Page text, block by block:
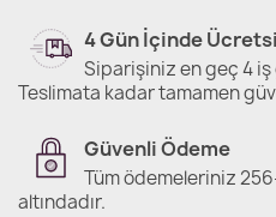
4 Gün İçinde
Siparişiniz en geç 4
Teslimata kadar tamamen
Güvenli Ödeme
Tüm ödemeleriniz
altındadır.